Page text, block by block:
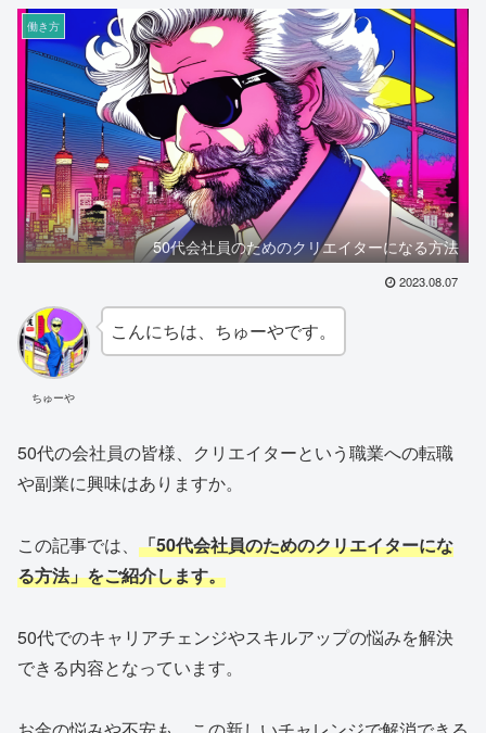
働き方
50代会社員のためのクリエイターになる方法
2023.08.07
ちゅーや
こんにちは、ちゅーやです。
50代の会社員の皆様、クリエイターという職業への転職
や副業に興味はありますか。
この記事では、 「50代会社員のためのクリエイターにな
る方法」をご紹介します。
50代でのキャリアチェンジやスキルアップの悩みを解決
できる内容となっています。